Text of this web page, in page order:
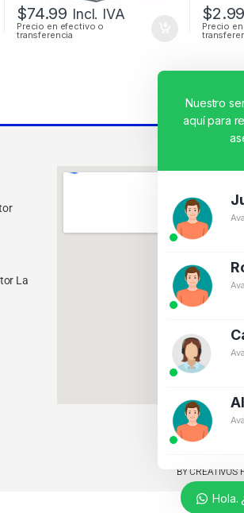
$74.99 Incl. IVA
Precio en efectivo o
transferencia
$2.99
Precio
La
BY CREATIVOS
Nuestro
aquí para
Hola.